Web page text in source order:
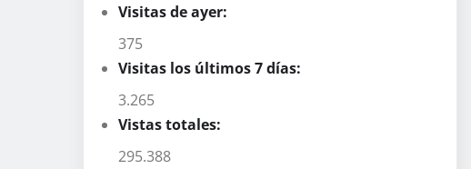
Visitas de ayer:
375
Visitas los últimos 7 días:
3.265
Vistas totales:
295.388